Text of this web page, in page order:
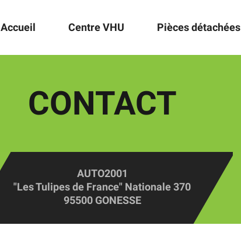
Accueil Centre VHU Pièces détachées
CONTACT
AUTO2001
"Les Tulipes de France" Nationale 370
95500 GONESSE